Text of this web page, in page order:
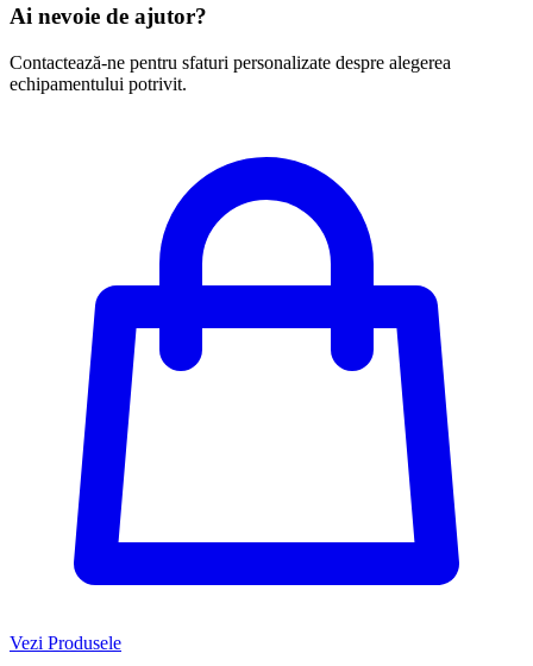
Ai nevoie de ajutor?
Contactează-ne pentru sfaturi personalizate despre alegerea
echipamentului potrivit.
Vezi Produsele